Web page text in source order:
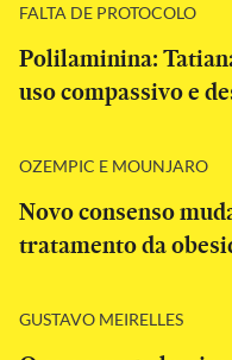
FALTA DE PROTOCOLO
Polilaminina:
uso compassivo e
OZEMPIC E MOUNJARO
Novo consenso
tratamento da
GUSTAVO MEIRELLES